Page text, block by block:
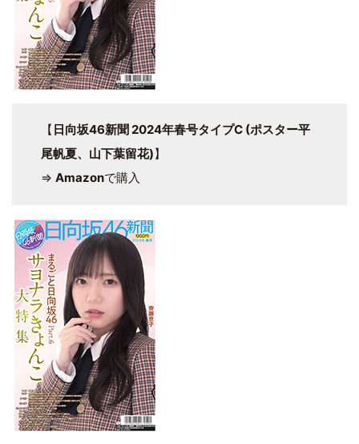
【 日向坂46新聞 2024年春号タイプC (ポスター平
尾帆夏、山下葉留花)】
⇒ Amazonで購入